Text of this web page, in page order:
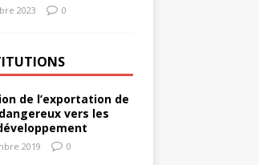
2023 0
de l’exportation de
vers les
2019 0